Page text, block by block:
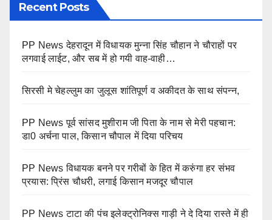
Recent Posts
PP News देहरादून में विधायक मुन्ना सिंह चौहान ने चौराहों पर
लगवाई लाईट, और सब में हो गयी वाह-वाही…
सिरसी मे चेहल्लुम का जुलूस शांतिपूर्ण व अकीदत के साथ संपन्न,
PP News पूर्व सांसद मुशीराम जी पिता के नाम से मेरी पहचान:
डा0 अर्चना पाल, किसान चौपाल में दिया परिचय
PP News विधायक बनने पर गरीबों के हित में करुंगा हर संभव
प्रयास: प्रिंस चौधरी, लगाई किसान मजदूर चौपाल
PP News टाटा की पंच इलेक्ट्रोनिक्स गाड़ी ने दे दिया रास्ते में ही